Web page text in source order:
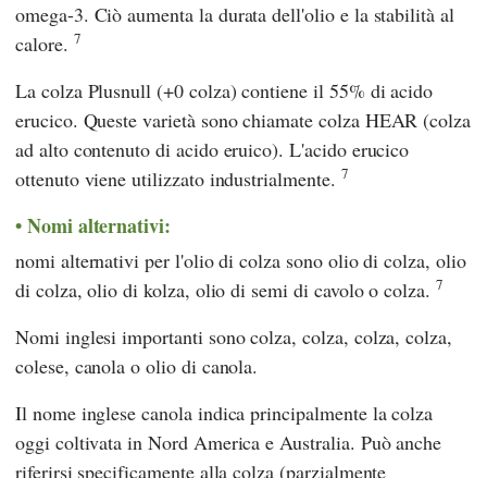
omega-3. Ciò aumenta la durata dell'olio e la stabilità al
calore. 7
La colza Plusnull (+0 colza) contiene il 55% di acido
erucico. Queste varietà sono chiamate colza HEAR (colza
ad alto contenuto di acido eruico). L'acido erucico
ottenuto viene utilizzato industrialmente. 7
Nomi alternativi:
nomi alternativi per l'olio di colza sono olio di colza, olio
di colza, olio di kolza, olio di semi di cavolo o colza. 7
Nomi inglesi importanti sono colza, colza, colza, colza,
colese, canola o olio di canola.
Il nome inglese canola indica principalmente la colza
oggi coltivata in Nord America e Australia. Può anche
riferirsi specificamente alla colza (parzialmente